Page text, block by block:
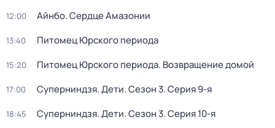
12:00 Айнбо. Сердце Амазонии
13:40 Питомец Юрского периода
15:20 Питомец Юрского периода. Возвращение домой
17:00 Суперниндзя. Дети. Сезон 3. Серия 9-я
18:45 Суперниндзя. Дети. Сезон 3. Серия 10-я